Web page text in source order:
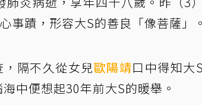
事蹟，形容大S的善良「像菩薩」。
隔不久從女兒歐陽靖口中得知大
中便想起30年前大S的暖舉。